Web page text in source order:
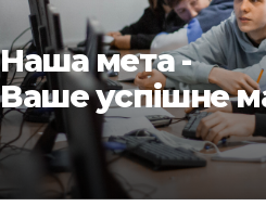
Наша мета -
Ваше успішне